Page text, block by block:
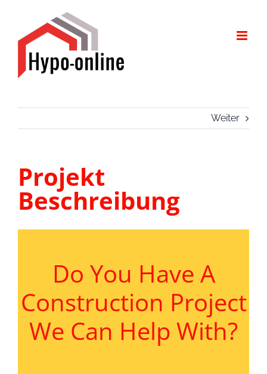
springen
Weiter
Projekt
Beschreibung
Do You Have A
Construction Project
We Can Help With?